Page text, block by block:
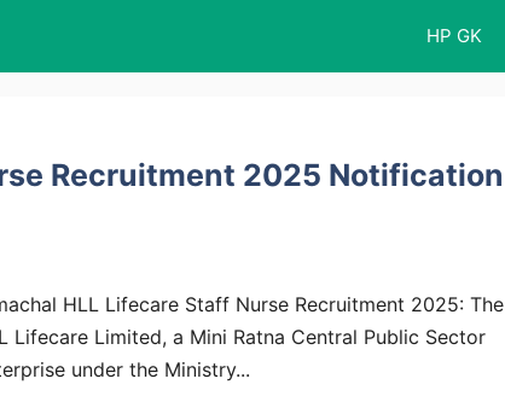
HP GK
Recruitment 2025 Notification
HLL Lifecare Staff Nurse Recruitment 2025: The
Lifecare Limited, a Mini Ratna Central Public Sector
under the Ministry...